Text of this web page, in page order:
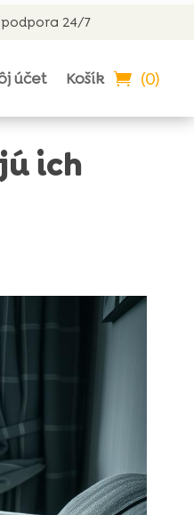
24/7
účet Košík (0)
ich